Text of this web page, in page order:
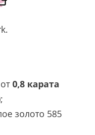
.
0,8 карата
золото 585